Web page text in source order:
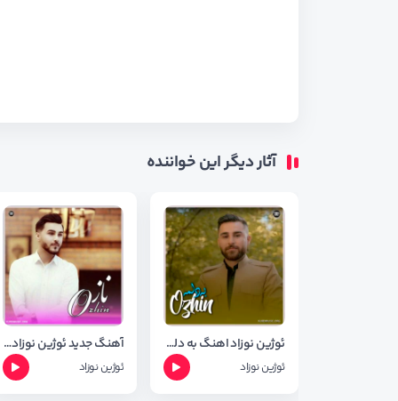
آثار دیگر این خواننده
ئوژین نوزاد اهنگ به دلمه + متن آهنگ
ئوژین نوزاد
آهنگ جدید ئوژین نوزاد بنام ناز + متن اهنگ
ئوژین نوزاد